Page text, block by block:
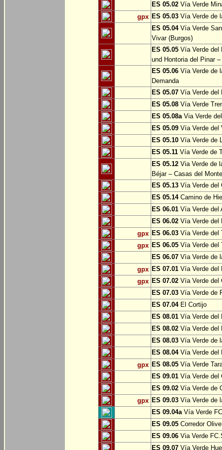
ES 05.02 Vía Verde
gpx ES 05.03 Vía Verde de
ES 05.04Vía Verde
Vivar (Burgos)
ES 05.05 Vía Verde del
und Hontoria del Pinar
ES 05.06 Vía Verde de
Demanda
ES 05.07 Vía Verde del
ES 05.08 Vía Verde
ES 05.08aVia Verde
ES 05.09 Vía Verde del
ES 05.10 Vía Verde de
ES 05.11 Vía Verde de
ES 05.12 Via Verde de
Béjar – Casas del Monte
ES 05.13 Vía Verde del
ES 05.14Camino de
ES 06.01 Vía Verde del
ES 06.02 Vía Verde del
gpx ES 06.03 Vía Verde del
gpx ES 06.05 Vía Verde del
ES 06.07 Vìa Verde de
gpx ES 07.01 Vía Verde del
gpx ES 07.02 Vía Verde del
ES 07.03 Vía Verde de
ES 07.04El Cortijo
ES 08.01 Vía Verde del
ES 08.02 Vía Verde del
ES 08.03 Vía Verde de
ES 08.04Vía Verde del
gpx ES 08.05 Vía Verde
ES 09.01 Vía Verde del
ES 09.02 Vía Verde de
gpx ES 09.03 Vía Verde de
ES 09.04aVía Verde
ES 09.05 Corredor
ES 09.06 Via Verde
ES 09.07 Vía Verde